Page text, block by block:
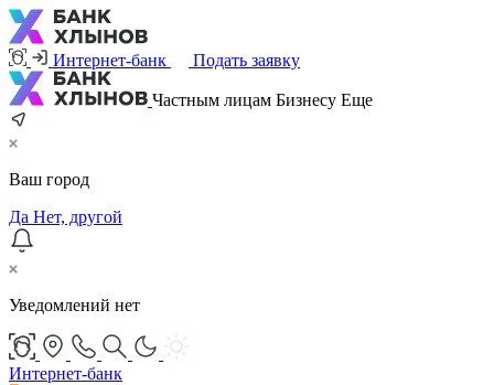
Интернет-банк Подать заявку
Частным лицам Бизнесу Еще
Ваш город
Да Нет, другой
Уведомлений нет
Интернет-банк